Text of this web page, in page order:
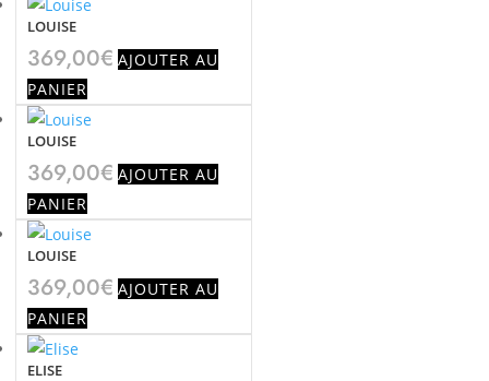
LOUISE
369,00€ AJOUTER AU
PANIER
LOUISE
369,00€ AJOUTER AU
PANIER
LOUISE
369,00€ AJOUTER AU
PANIER
ELISE